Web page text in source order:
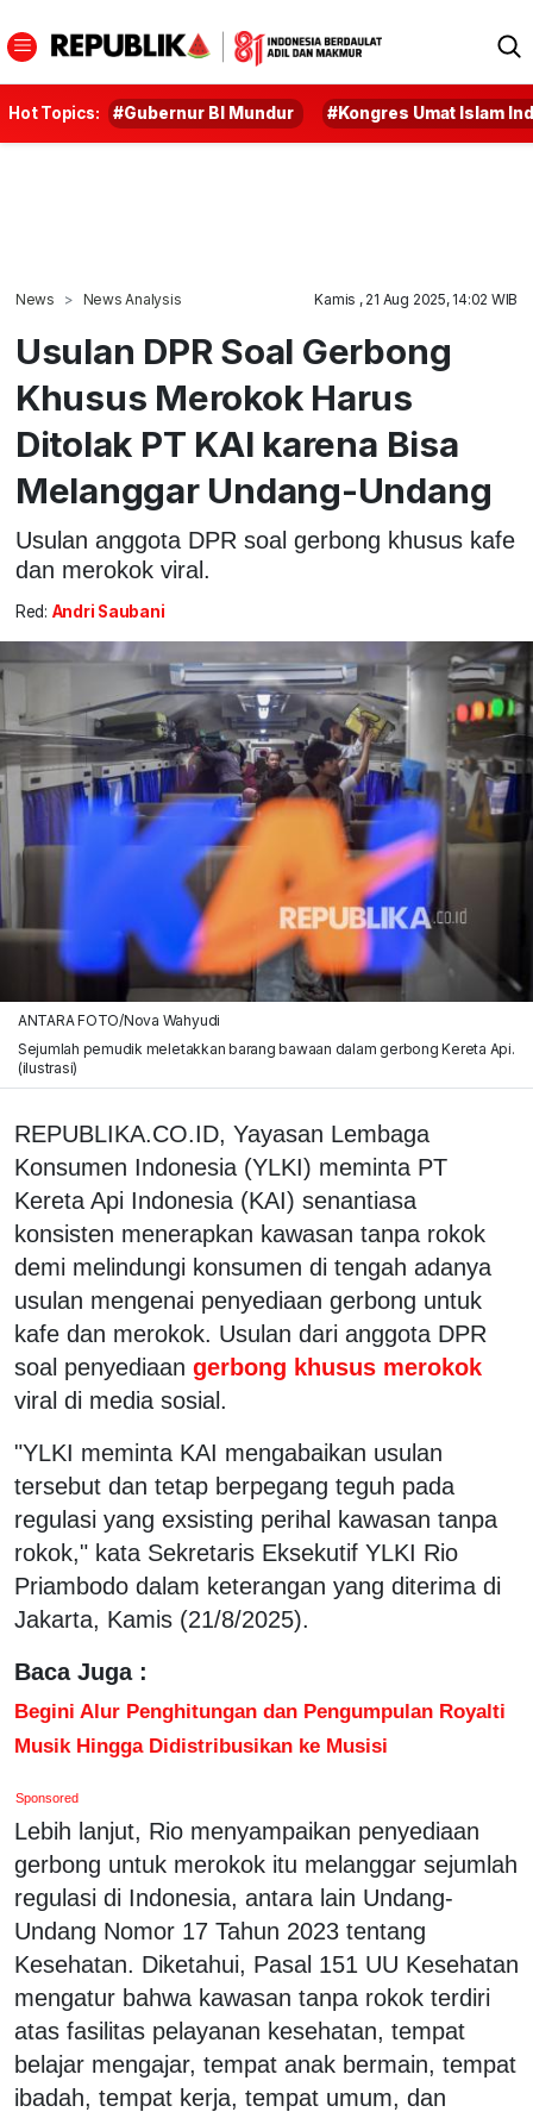
Hot Topics: #Gubernur BI Mundur #Kongres Umat Islam
News News Analysis Kamis , 21 Aug 2025, 14:02 WIB
Usulan DPR Soal Gerbong
Khusus Merokok Harus
Ditolak PT KAI karena Bisa
Melanggar Undang-Undang
Usulan anggota DPR soal gerbong khusus kafe
dan merokok viral.
Red: Andri Saubani
ANTARA FOTO/Nova Wahyudi
Sejumlah pemudik meletakkan barang bawaan dalam gerbong Kereta Api.
(ilustrasi)
REPUBLIKA.CO.ID, Yayasan Lembaga
Konsumen Indonesia (YLKI) meminta PT
Kereta Api Indonesia (KAI) senantiasa
konsisten menerapkan kawasan tanpa rokok
demi melindungi konsumen di tengah adanya
usulan mengenai penyediaan gerbong untuk
kafe dan merokok. Usulan dari anggota DPR
soal penyediaan gerbong khusus merokok
viral di media sosial.
"YLKI meminta KAI mengabaikan usulan
tersebut dan tetap berpegang teguh pada
regulasi yang exsisting perihal kawasan tanpa
rokok," kata Sekretaris Eksekutif YLKI Rio
Priambodo dalam keterangan yang diterima di
Jakarta, Kamis (21/8/2025).
Baca Juga :
Begini Alur Penghitungan dan Pengumpulan Royalti
Musik Hingga Didistribusikan ke Musisi
Sponsored
Lebih lanjut, Rio menyampaikan penyediaan
gerbong untuk merokok itu melanggar sejumlah
regulasi di Indonesia, antara lain Undang-
Undang Nomor 17 Tahun 2023 tentang
Kesehatan. Diketahui, Pasal 151 UU Kesehatan
mengatur bahwa kawasan tanpa rokok terdiri
atas fasilitas pelayanan kesehatan, tempat
belajar mengajar, tempat anak bermain, tempat
ibadah, tempat kerja, tempat umum, dan